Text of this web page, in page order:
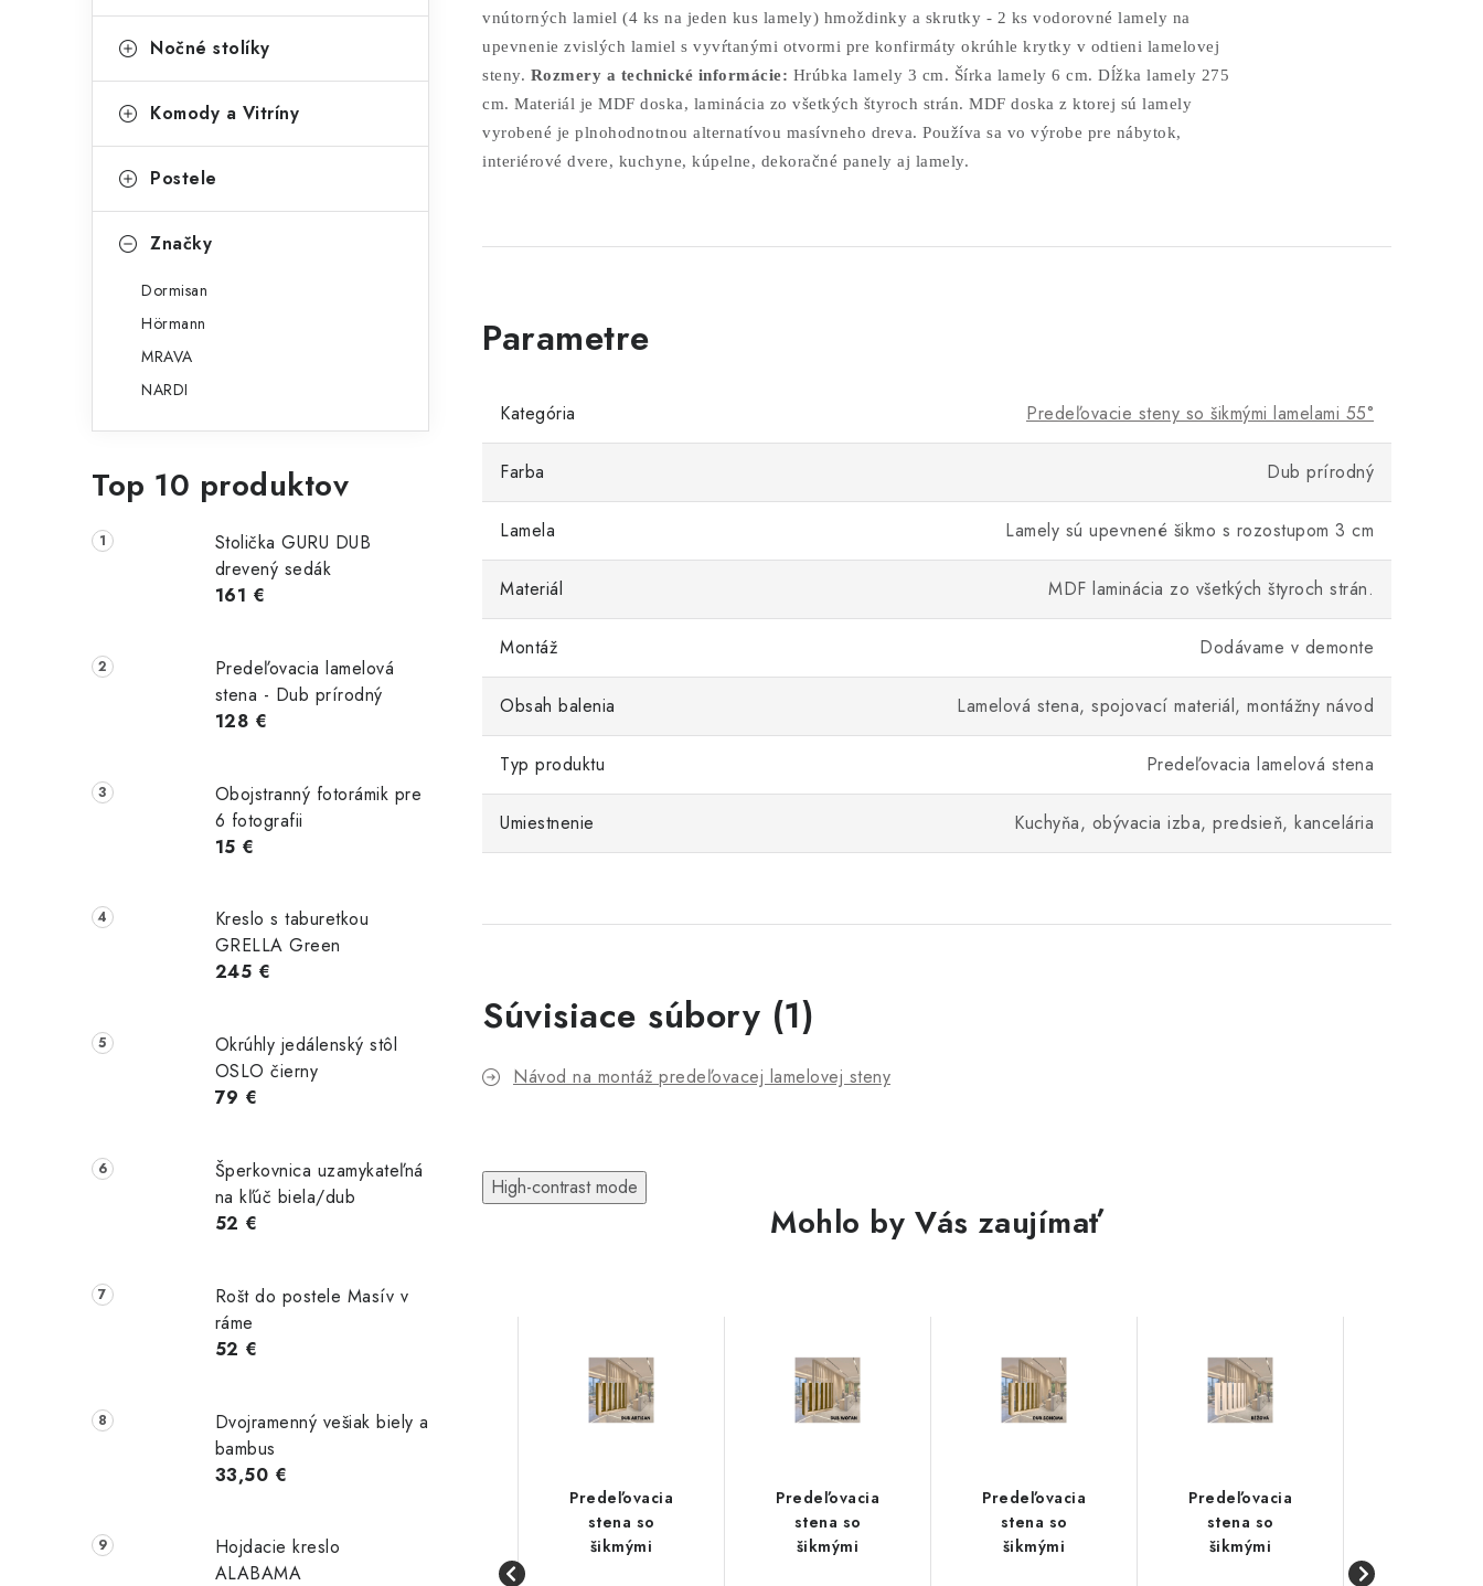
Nočné stolíky
Komody a Vitríny
Postele
Značky
Dormisan
Hörmann
MRAVA
NARDI
Top 10 produktov
Stolička GURU DUB
drevený sedák
161 €
Predeľovacia lamelová
stena - Dub prírodný
128 €
Obojstranný fotorámik pre
6 fotografii
15 €
Kreslo s taburetkou
GRELLA Green
245 €
Okrúhly jedálenský stôl
OSLO čierny
79 €
Šperkovnica uzamykateľná
na kľúč biela/dub
52 €
Rošt do postele Masív v
ráme
52 €
Dvojramenný vešiak biely a
bambus
33,50 €
Hojdacie kreslo
ALABAMA
vnútorných lamiel (4 ks na jeden kus lamely) hmoždinky a skrutky - 2 ks vodorovné lamely na
upevnenie zvislých lamiel s vyvŕtanými otvormi pre konfirmáty okrúhle krytky v odtieni lamelovej
steny. Rozmery a technické informácie: Hrúbka lamely 3 cm. Šírka lamely 6 cm. Dĺžka lamely 275
cm. Materiál je MDF doska, laminácia zo všetkých štyroch strán. MDF doska z ktorej sú lamely
vyrobené je plnohodnotnou alternatívou masívneho dreva. Používa sa vo výrobe pre nábytok,
interiérové dvere, kuchyne, kúpelne, dekoračné panely aj lamely.
Kategória Predeľovacie steny so šikmými lamelami 55°
Farba Dub prírodný
Lamela Lamely sú upevnené šikmo s rozostupom 3 cm
Materiál MDF laminácia zo všetkých štyroch strán.
Montáž Dodávame v demonte
Obsah balenia Lamelová stena, spojovací materiál, montážny návod
Typ produktu Predeľovacia lamelová stena
Umiestnenie Kuchyňa, obývacia izba, predsieň, kancelária
Súvisiace súbory (1)
Návod na montáž predeľovacej lamelovej steny
High-contrast mode
Mohlo by Vás zaujímať
šikmými
lamelami 55°
Predeľovacia
stena so
šikmými
Predeľovacia
stena so
šikmými
Predeľovacia
stena so
šikmými
Predeľovacia
stena so
šikmými